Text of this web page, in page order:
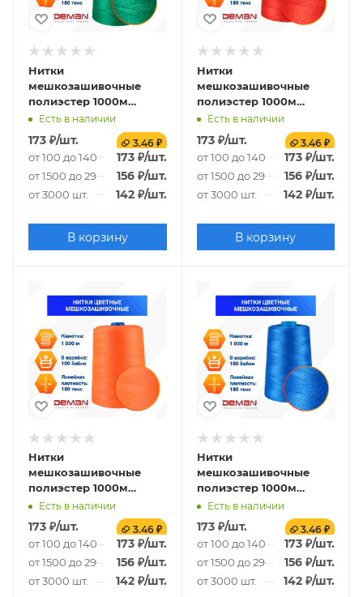
Нитки
мешкозашивочные
полиэстер 1000м
0,20кг 180текс, зеленый
Есть в наличии
173 ₽/шт. 3.46 ₽
от 100 до 1400 шт.173₽/шт.
от 1500 до 2900 шт.
156₽/шт.
от 3000 шт. 142₽/шт.
В корзину
Нитки
мешкозашивочные
полиэстер 1000м
0,20кг 180текс,
красный
Есть в наличии
173₽/шт. 3.46 ₽
от 100 до 1400 шт.173 ₽/шт.
от 1500 до 2900 шт.
156 ₽/шт.
от 3000 шт. 142 ₽/шт.
В корзину
Нитки
мешкозашивочные
полиэстер 1000м
0,20кг 180текс,
оранжевый
Есть в наличии
173 ₽/шт. 3.46 ₽
от 100 до 1400 шт.173₽/шт.
от 1500 до 2900 шт.
156₽/шт.
от 3000 шт. 142₽/шт.
Нитки
мешкозашивочные
полиэстер 1000м
0,20кг 180текс, синий
Есть в наличии
173₽/шт. 3.46 ₽
от 100 до 1400 шт.173 ₽/шт.
от 1500 до 2900 шт.
156 ₽/шт.
от 3000 шт. 142 ₽/шт.